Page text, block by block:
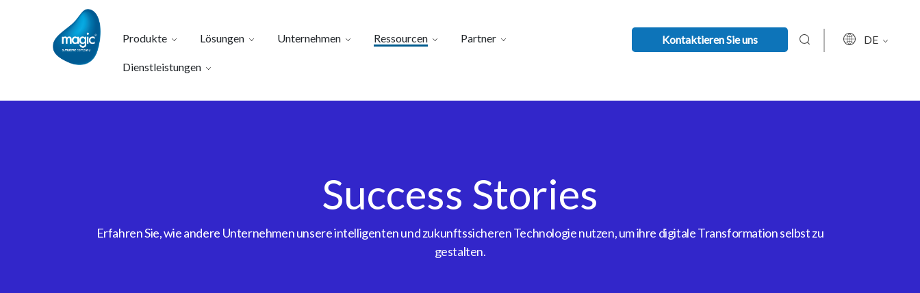
Produkte Lösungen Unternehmen Ressourcen Partner
Dienstleistungen
Kontaktieren Sie uns DE
Success Stories
Erfahren Sie, wie andere Unternehmen unsere intelligenten und zukunftssicheren Technologie nutzen, um ihre digitale Transformation selbst zu
gestalten.